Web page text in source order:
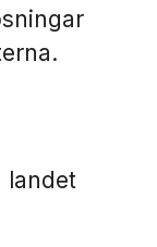
landet